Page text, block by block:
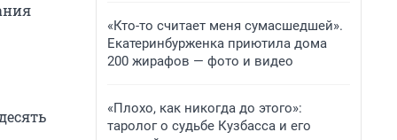
«Кто-то считает меня сумасшедшей».
Екатеринбурженка приютила дома
200 жирафов — фото и видео
«Плохо, как никогда до этого»:
таролог о судьбе Кузбасса и его